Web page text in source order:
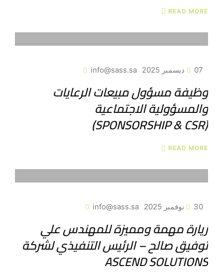
READ MORE
07 ديسمبر 2025 info@sass.sa
وظيفة مسؤول مبيعات الرعايات
والمسؤولية الاجتماعية
(SPONSORSHIP & CSR)
READ MORE
30 نوفمبر 2025 info@sass.sa
زيارة مهمة ومميزة للمهندس علي
توفيق صالح – الرئيس التنفيذي لشركة
ASCEND SOLUTIONS